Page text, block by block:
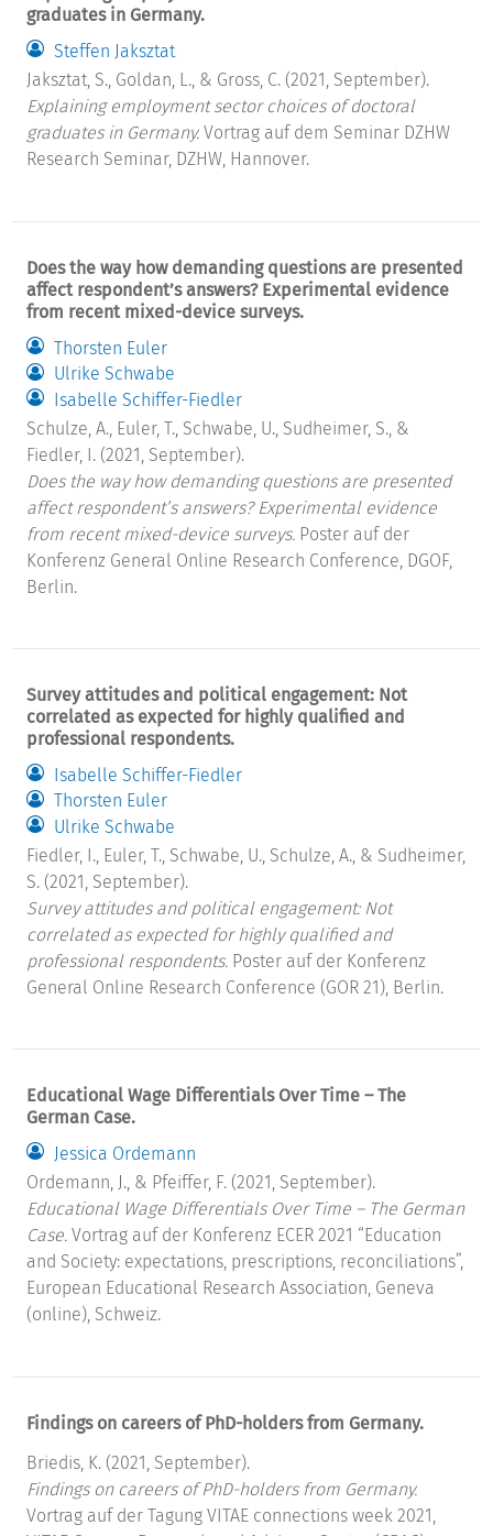
graduates in Germany.
Steffen Jaksztat
Jaksztat, S., Goldan, L., & Gross, C. (2021, September).
Explaining employment sector choices of doctoral
graduates in Germany. Vortrag auf dem Seminar DZHW
Research Seminar, DZHW, Hannover.
Does the way how demanding questions are presented
affect respondent’s answers? Experimental evidence
from recent mixed-device surveys.
Thorsten Euler
Ulrike Schwabe
Isabelle Schiffer-Fiedler
Schulze, A., Euler, T., Schwabe, U., Sudheimer, S., &
Fiedler, I. (2021, September).
Does the way how demanding questions are presented
affect respondent’s answers? Experimental evidence
from recent mixed-device surveys. Poster auf der
Konferenz General Online Research Conference, DGOF,
Berlin.
Survey attitudes and political engagement: Not
correlated as expected for highly qualified and
professional respondents.
Isabelle Schiffer-Fiedler
Thorsten Euler
Ulrike Schwabe
Fiedler, I., Euler, T., Schwabe, U., Schulze, A., & Sudheimer,
S. (2021, September).
Survey attitudes and political engagement: Not
correlated as expected for highly qualified and
professional respondents. Poster auf der Konferenz
General Online Research Conference (GOR 21), Berlin.
Educational Wage Differentials Over Time – The
German Case.
Jessica Ordemann
Ordemann, J., & Pfeiffer, F. (2021, September).
Educational Wage Differentials Over Time – The German
Case. Vortrag auf der Konferenz ECER 2021 “Education
and Society: expectations, prescriptions, reconciliations”,
European Educational Research Association, Geneva
(online), Schweiz.
Findings on careers of PhD-holders from Germany.
Briedis, K. (2021, September).
Findings on careers of PhD-holders from Germany.
Vortrag auf der Tagung VITAE connections week 2021,